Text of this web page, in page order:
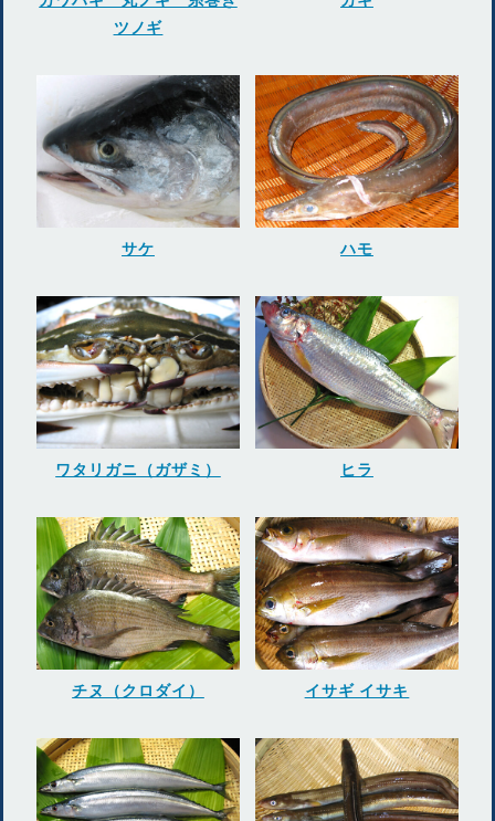
ツノギ
サケ ハモ
ワタリガニ（ガザミ） ヒラ
チヌ（クロダイ） イサギ イサキ